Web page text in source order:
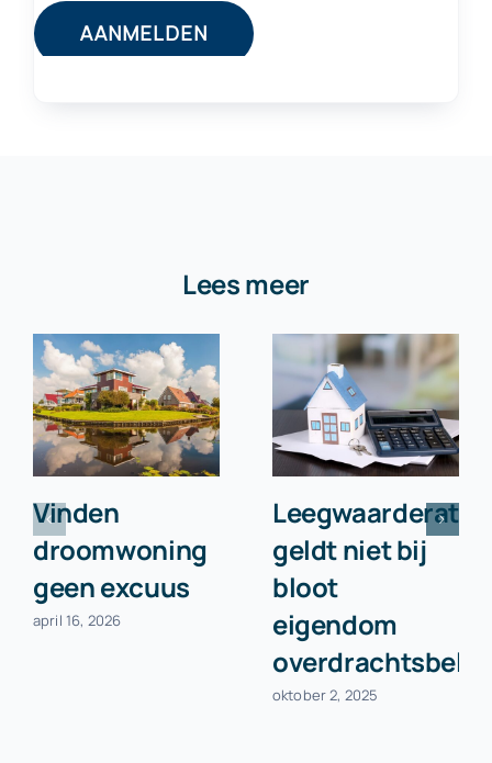
Lees meer
Vinden
droomwoning
geen excuus
april 16, 2026
Leegwaarderatio
geldt niet bij
bloot
eigendom
oktober 2, 2025